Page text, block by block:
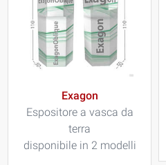
Exagon
Espositore a vasca da
terra
disponibile in 2 modelli